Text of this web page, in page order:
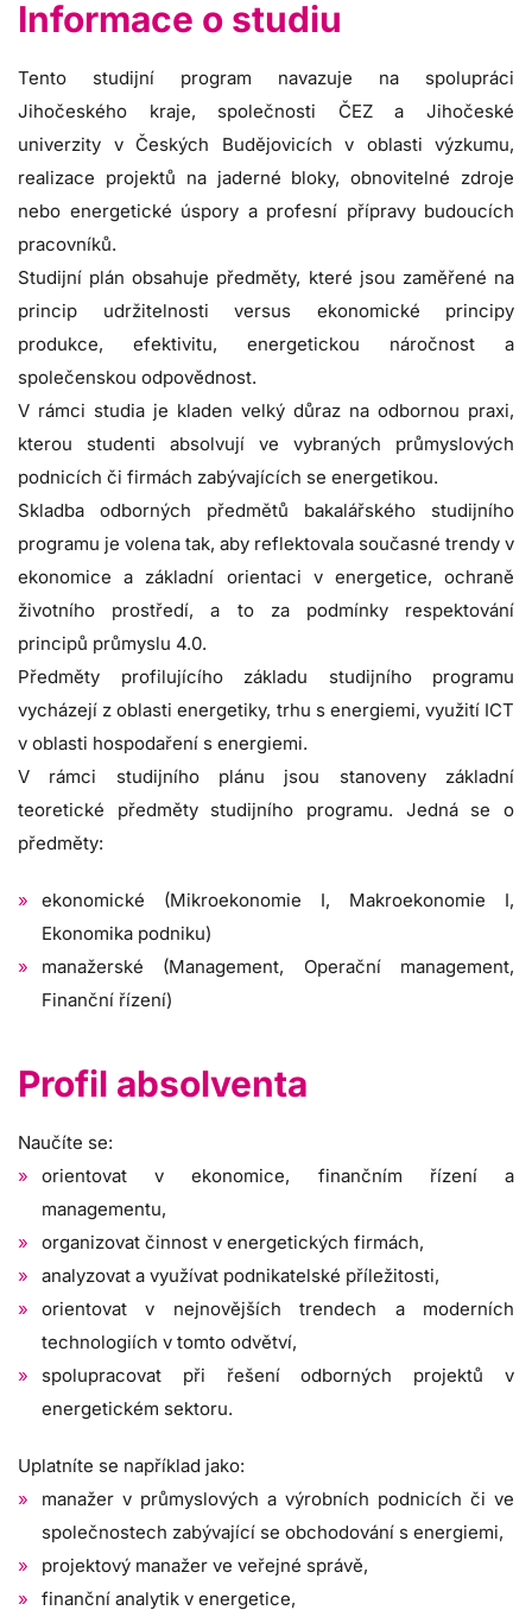
Informace o studiu
Tento studijní program navazuje na spolupráci
Jihočeského kraje, společnosti ČEZ a Jihočeské
univerzity v Českých Budějovicích v oblasti výzkumu,
realizace projektů na jaderné bloky, obnovitelné zdroje
nebo energetické úspory a profesní přípravy budoucích
pracovníků.
Studijní plán obsahuje předměty, které jsou zaměřené na
princip udržitelnosti versus ekonomické principy
produkce, efektivitu, energetickou náročnost a
společenskou odpovědnost.
V rámci studia je kladen velký důraz na odbornou praxi,
kterou studenti absolvují ve vybraných průmyslových
podnicích či firmách zabývajících se energetikou.
Skladba odborných předmětů bakalářského studijního
programu je volena tak, aby reflektovala současné trendy v
ekonomice a základní orientaci v energetice, ochraně
životního prostředí, a to za podmínky respektování
principů průmyslu 4.0.
Předměty profilujícího základu studijního programu
vycházejí z oblasti energetiky, trhu s energiemi, využití ICT
v oblasti hospodaření s energiemi.
V rámci studijního plánu jsou stanoveny základní
teoretické předměty studijního programu. Jedná se o
předměty:
ekonomické (Mikroekonomie I, Makroekonomie I,
Ekonomika podniku)
manažerské (Management, Operační management,
Finanční řízení)
Profil absolventa
Naučíte se:
orientovat v ekonomice, finančním řízení a
managementu,
organizovat činnost v energetických firmách,
analyzovat a využívat podnikatelské příležitosti,
orientovat v nejnovějších trendech a moderních
technologiích v tomto odvětví,
spolupracovat při řešení odborných projektů v
energetickém sektoru.
Uplatníte se například jako:
manažer v průmyslových a výrobních podnicích či ve
společnostech zabývající se obchodování s energiemi,
projektový manažer ve veřejné správě,
finanční analytik v energetice,